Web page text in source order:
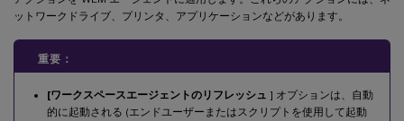
ットワークドライブ、プリンタ、アプリケーションなどがあります。
重要：
[ワークスペースエージェントのリフレッシュ ] オプションは、自動
的に起動される (エンドユーザーまたはスクリプトを使用して起動